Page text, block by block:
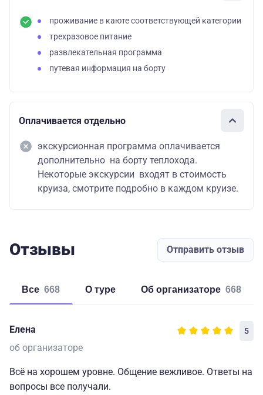
проживание в каюте соответствующей категории
трехразовое питание
развлекательная программа
путевая информация на борту
Оплачивается отдельно
экскурсионная программа оплачивается
дополнительно на борту теплохода.
Некоторые экскурсии входят в стоимость
круиза, смотрите подробно в каждом круизе.
Отзывы Отправить отзыв
Все 668 о туре об организаторе 668
Елена 5
об организаторе
Всё на хорошем уровне. Общение вежливое. Ответы на
вопросы все получали.